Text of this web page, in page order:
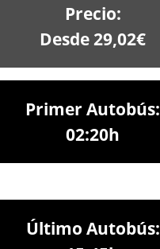
Precio:
Desde 29,02€
Primer Autobús:
02:20h
Último Autobús: